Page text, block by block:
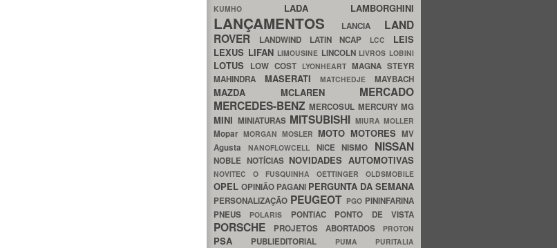
KUMHO LADA LAMBORGHINI
LANÇAMENTOS LANCIA LAND
ROVER
LANDWIND LATIN NCAP LCC LEIS
LEXUS LIFAN LIMOUSINE LINCOLN LIVROS LOBINI
LOTUS LOW COST LYONHEART MAGNA STEYR
MAHINDRA MASERATIMATCHEDJEMAYBACH
MAZDA MCLAREN MERCADO
MERCEDES-BENZMERCOSUL MERCURYMG
MINI MINIATURAS MITSUBISHI MIURA MOLLER
Mopar MORGAN MOSLER MOTO MOTORES MV
Agusta NANOFLOWCELL NICENISMO NISSAN
NOBLE NOTÍCIAS NOVIDADES AUTOMOTIVAS
NOVITEC O FUSQUINHA OETTINGER OLDSMOBILE
OPEL OPINIÃO PAGANI PERGUNTA DA SEMANA
PERSONALIZAÇÃO PEUGEOT PGO PININFARINA
PNEUS
POLARIS PONTIAC PONTO DE VISTA
PORSCHE PROJETOS ABORTADOS PROTON
PSA PUBLIEDITORIAL PUMA PURITALIA